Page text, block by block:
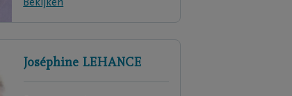
Bekijken
Joséphine LEHANCE